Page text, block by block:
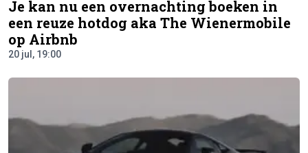
Je kan nu een overnachting boeken in
een reuze hotdog aka The Wienermobile
op Airbnb
20 jul, 19:00